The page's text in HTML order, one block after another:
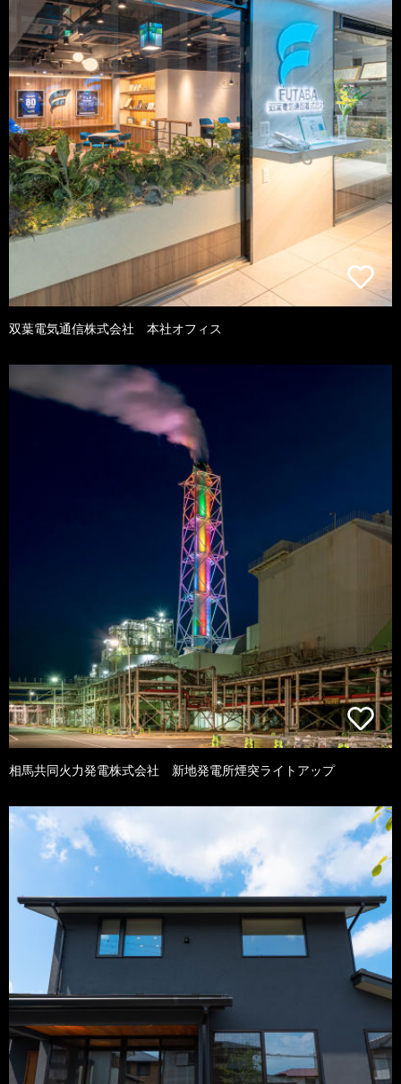
双葉電気通信株式会社 本社オフィス
相馬共同火力発電株式会社 新地発電所煙突ライトアップ